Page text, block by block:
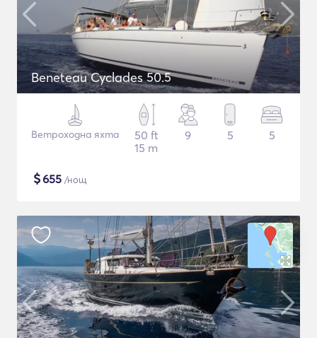
Beneteau Cyclades 50.5
Ветроходна яхта
50 ft
15 m
9 5 5
$655 /нощ